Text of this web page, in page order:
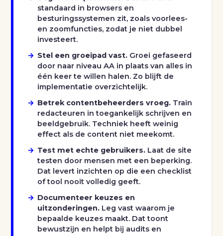
standaard in browsers en
besturingssystemen zit, zoals voorlees-
en zoomfuncties, zodat je niet dubbel
investeert.
Stel een groeipad vast. Groei gefaseerd
door naar niveau AA in plaats van alles in
één keer te willen halen. Zo blijft de
implementatie overzichtelijk.
Betrek contentbeheerders vroeg. Train
redacteuren in toegankelijk schrijven en
beeldgebruik. Techniek heeft weinig
effect als de content niet meekomt.
Test met echte gebruikers. Laat de site
testen door mensen met een beperking.
Dat levert inzichten op die een checklist
of tool nooit volledig geeft.
Documenteer keuzes en
uitzonderingen. Leg vast waarom je
bepaalde keuzes maakt. Dat toont
bewustzijn en helpt bij audits en